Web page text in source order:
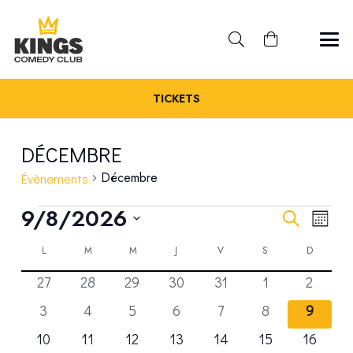
TICKETS
DÉCEMBRE
Évènements Décembre
ÉVÈNEMENTS
ET
DE
Recherche
Mois
9/8/2026
date.
CALENDRIER
DE
ÉVÈNEMENTS
LLUNDI M MMERCREDIJ V VENDREDI
S D
0
évènements
27
0
évènements
28
0
évènements
29
0
évènements
30
0
évènements
31
0
évènements
1
0
2
0
évènements
3
0
évènements
4
0
évènements
5
0
évènements
6
0
évènements
7
0
évènements
8
0
9
0
10
0
11
0
12
0
13
0
14
0
15
0
16